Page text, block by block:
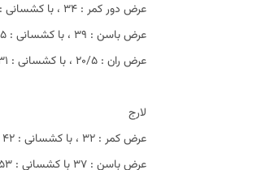
عرض دور کمر : ۳۴ ، با کشسانی : ۴۶ سانتیمتر
عرض باسن : ۳۹ ،‌ با کشسانی : ۵۵ سانتیمتر
عرض ران : ۲۰/۵ ، با کشسانی : ۳۱ سانتیمتر
لارج
عرض کمر : ۳۲ ، با کشسانی : ۴۲ سانتیمتر
عرض باسن : ۳۷ با کشسانی : ۵۳ سانتیمتر